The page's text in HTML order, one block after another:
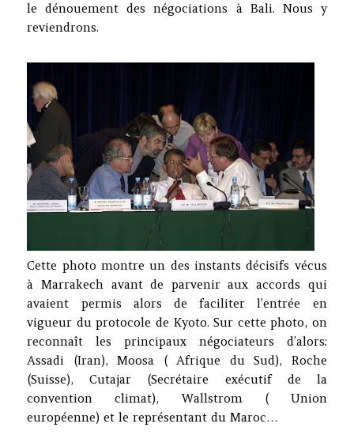
le dénouement des négociations à Bali. Nous y
reviendrons.
Cette photo montre un des instants décisifs vécus
à Marrakech avant de parvenir aux accords qui
avaient permis alors de faciliter l’entrée en
vigueur du protocole de Kyoto. Sur cette photo, on
reconnaît les principaux négociateurs d’alors:
Assadi (Iran), Moosa ( Afrique du Sud), Roche
(Suisse), Cutajar (Secrétaire exécutif de la
convention climat), Wallstrom ( Union
européenne) et le représentant du Maroc…